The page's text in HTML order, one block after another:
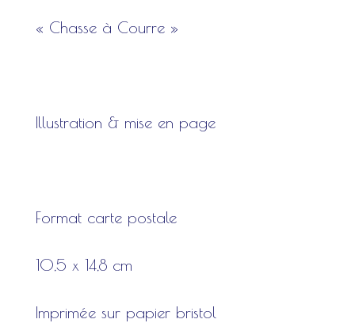
« Chasse à Courre »
Illustration & mise en page
Format carte postale
10,5 x 14,8 cm
Imprimée sur papier bristol